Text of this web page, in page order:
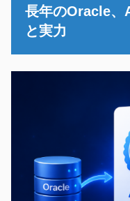
長年のOracle、
と実力